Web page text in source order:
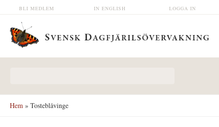
Hoppa till huvudinnehåll LOGGA IN
IN ENGLISH
BLI MEDLEM
Hem » Tosteblåvinge